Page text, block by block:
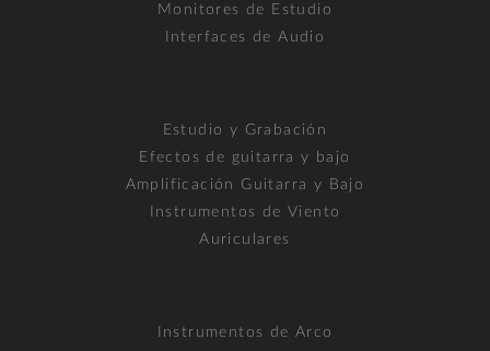
Monitores de Estudio
Interfaces de Audio
Estudio y Grabación
Efectos de guitarra y bajo
Amplificación Guitarra y Bajo
Instrumentos de Viento
Auriculares
Instrumentos de Arco